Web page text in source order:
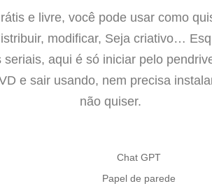
e livre, você pode usar como
modificar, Seja criativo…
seriais, aqui é só iniciar pelo
e sair usando, nem precisa
não quiser.
Chat GPT
Papel de parede